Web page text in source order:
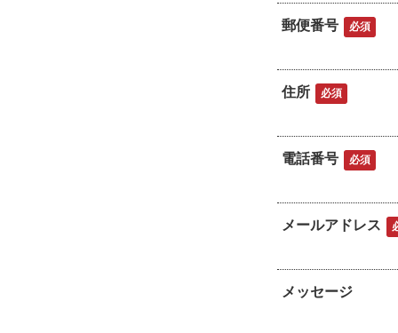
郵便番号 必須
住所 必須
電話番号 必須
メールアドレス
メッセージ